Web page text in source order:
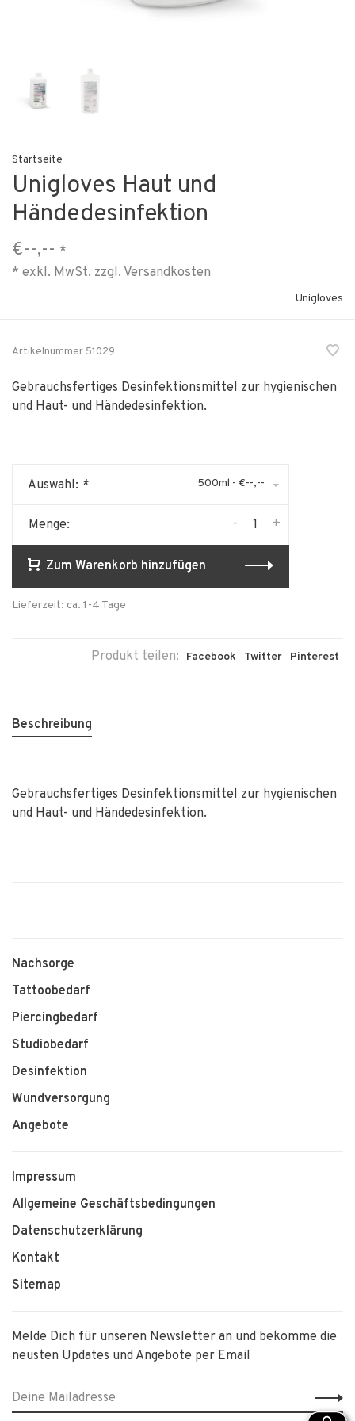
Startseite
Unigloves Haut und
Händedesinfektion
€--,-- *
* exkl. MwSt. zzgl. Versandkosten
Unigloves
Artikelnummer 51029
Gebrauchsfertiges Desinfektionsmittel zur hygienischen
und Haut- und Händedesinfektion.
Auswahl: * 500ml - €--,--
Menge: +
-
Zum Warenkorb hinzufügen
Lieferzeit: ca. 1-4 Tage
Produkt teilen: Facebook Twitter Pinterest
Beschreibung
Gebrauchsfertiges Desinfektionsmittel zur hygienischen
und Haut- und Händedesinfektion.
Nachsorge
Tattoobedarf
Piercingbedarf
Studiobedarf
Desinfektion
Wundversorgung
Angebote
Impressum
Allgemeine Geschäftsbedingungen
Datenschutzerklärung
Kontakt
Sitemap
Melde Dich für unseren Newsletter an und bekomme die
neusten Updates und Angebote per Email